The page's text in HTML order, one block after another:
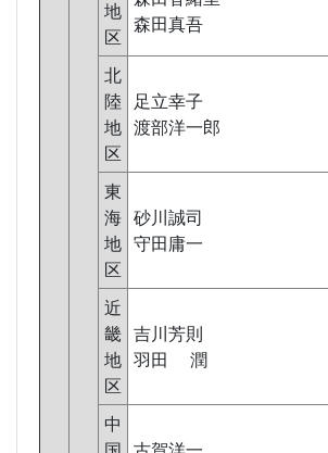
地
区
森田真吾
北
陸
地
区
足立幸子
渡部洋一郎
東
海
地
区
砂川誠司
守田庸一
近
畿
地
区
吉川芳則
羽田 潤
中